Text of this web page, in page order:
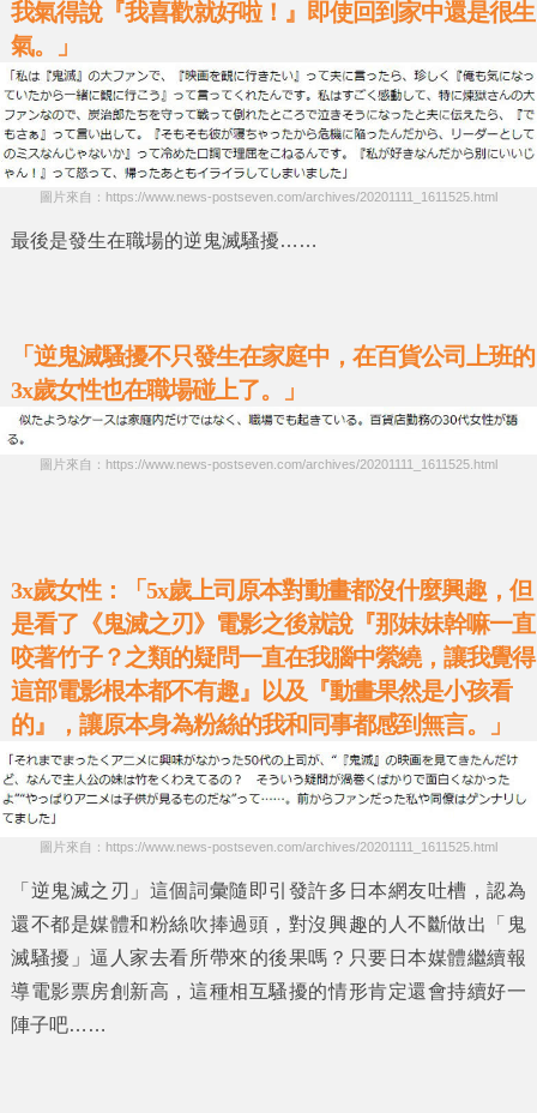
我氣得說『我喜歡就好啦！』即使回到家中還是很生
氣。」
圖片來自：https://www.news-postseven.com/archives/20201111_1611525.html
最後是發生在職場的逆鬼滅騷擾……
「逆鬼滅騷擾不只發生在家庭中，在百貨公司上班的
3x歲女性也在職場碰上了。」
圖片來自：https://www.news-postseven.com/archives/20201111_1611525.html
3x歲女性：「5x歲上司原本對動畫都沒什麼興趣，但
是看了《鬼滅之刃》電影之後就說『那妹妹幹嘛一直
咬著竹子？之類的疑問一直在我腦中縈繞，讓我覺得
這部電影根本都不有趣』以及『動畫果然是小孩看
的』，讓原本身為粉絲的我和同事都感到無言。」
圖片來自：https://www.news-postseven.com/archives/20201111_1611525.html
「逆鬼滅之刃」 這個詞彙隨即引發許多日本網友吐槽，認為
還不都是媒體和粉絲吹捧過頭，對沒興趣的人不斷做出
「鬼
滅騷擾」逼人家去看所帶來的後果嗎？只要日本媒體繼續報
導電影票房創新高，這種相互騷擾的情形肯定還會持續好一
陣子吧……